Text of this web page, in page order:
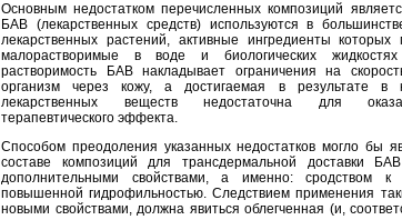
Основным недостатком перечисленных композиций
БАВ (лекарственных средств) используются в
лекарственных растений, активные ингредиенты которых
малорастворимые в воде и биологических
растворимость БАВ накладывает ограничения на
организм через кожу, а достигаемая в результате в
лекарственных веществ недостаточна для
терапевтического эффекта.
Способом преодоления указанных недостатков могло бы
составе композиций для трансдермальной доставки
дополнительными свойствами, а именно: сродством к
повышенной гидрофильностью. Следствием применения
новыми свойствами, должна явиться облегченная (и,